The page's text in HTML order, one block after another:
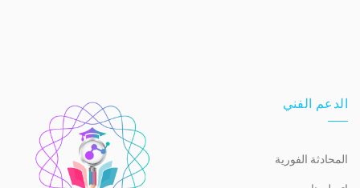
الدعم الفني
المحادثة الفورية